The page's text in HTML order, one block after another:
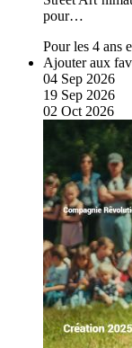
pour…
Pour les 4 ans
Ajouter aux
04 Sep 2026
19 Sep 2026
02 Oct 2026